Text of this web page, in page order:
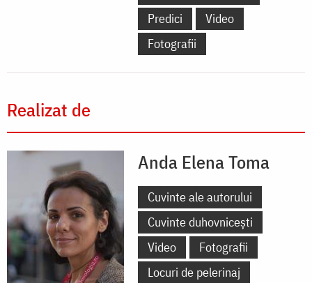
Predici
Video
Fotografii
Realizat de
Anda Elena Toma
Cuvinte ale autorului
Cuvinte duhovnicești
Video
Fotografii
Locuri de pelerinaj